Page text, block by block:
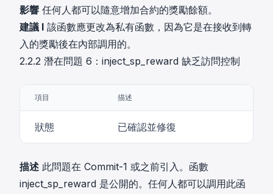
影響 任何人都可以隨意增加合約的獎勵餘額。
建議 I 該函數應更改為私有函數，因為它是在接收到轉
入的獎勵後在內部調用的。
2.2.2 潛在問題 6：inject_sp_reward 缺乏訪問控制
項目 描述
狀態 已確認並修復
描述 此問題在 Commit-1 或之前引入。函數
inject_sp_reward 是公開的。任何人都可以調用此函